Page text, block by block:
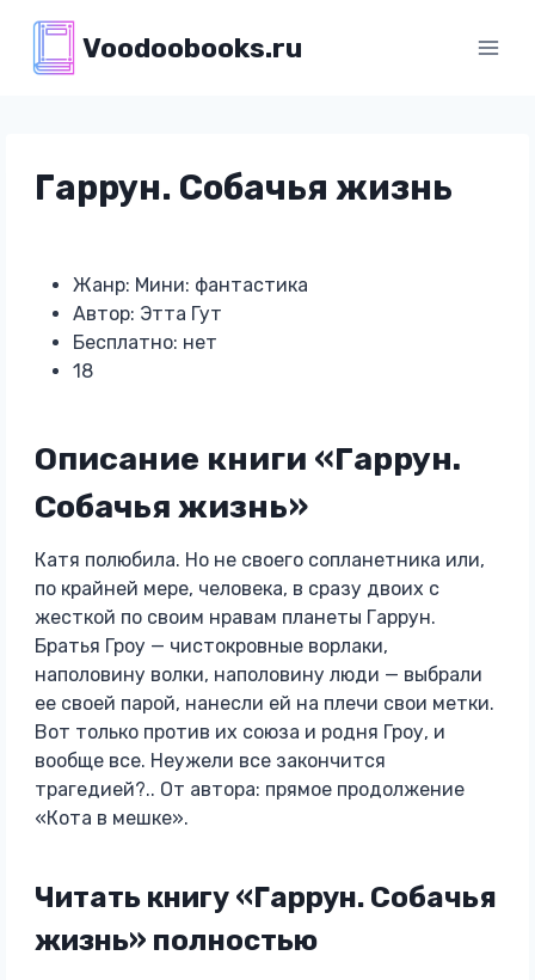
содержимому
Voodoobooks.ru
Гаррун. Собачья жизнь
Жанр: Мини: фантастика
Автор: Этта Гут
Бесплатно: нет
18
Описание книги «Гаррун.
Собачья жизнь»
Катя полюбила. Но не своего сопланетника или,
по крайней мере, человека, в сразу двоих с
жесткой по своим нравам планеты Гаррун.
Братья Гроу — чистокровные ворлаки,
наполовину волки, наполовину люди — выбрали
ее своей парой, нанесли ей на плечи свои метки.
Вот только против их союза и родня Гроу, и
вообще все. Неужели все закончится
трагедией?.. От автора: прямое продолжение
«Кота в мешке».
Читать книгу «Гаррун. Собачья
жизнь» полностью